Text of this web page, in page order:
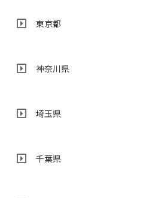
東京都
神奈川県
埼玉県
千葉県